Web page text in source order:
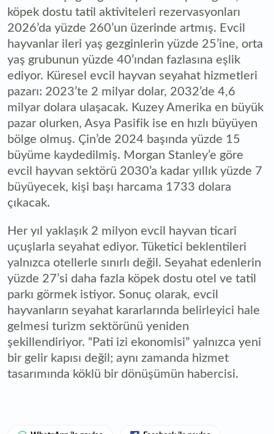
köpek dostu tatil aktiviteleri rezervasyonları
2026’da yüzde 260’un üzerinde artmış. Evcil
hayvanlar ileri yaş gezginlerin yüzde 25’ine, orta
yaş grubunun yüzde 40’ından fazlasına eşlik
ediyor. Küresel evcil hayvan seyahat hizmetleri
pazarı: 2023’te 2 milyar dolar, 2032’de 4,6
milyar dolara ulaşacak. Kuzey Amerika en büyük
pazar olurken, Asya Pasifik ise en hızlı büyüyen
bölge olmuş. Çin’de 2024 başında yüzde 15
büyüme kaydedilmiş. Morgan Stanley’e göre
evcil hayvan sektörü 2030’a kadar yıllık yüzde 7
büyüyecek, kişi başı harcama 1733 dolara
çıkacak.
Her yıl yaklaşık 2 milyon evcil hayvan ticari
uçuşlarla seyahat ediyor. Tüketici beklentileri
yalnızca otellerle sınırlı değil. Seyahat edenlerin
yüzde 27’si daha fazla köpek dostu otel ve tatil
parkı görmek istiyor. Sonuç olarak, evcil
hayvanların seyahat kararlarında belirleyici hale
gelmesi turizm sektörünü yeniden
şekillendiriyor. “Pati izi ekonomisi” yalnızca yeni
bir gelir kapısı değil; aynı zamanda hizmet
tasarımında köklü bir dönüşümün habercisi.